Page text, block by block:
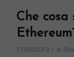
Che cosa
17/06/2019 / in